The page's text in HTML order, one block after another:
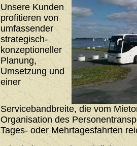
Unsere Kunden
profitieren von
umfassender
strategisch-
konzeptioneller
Planung,
Umsetzung und
einer
Servicebandbreite, die vom
Organisation des
Tages- oder Mehrtagesfahrten